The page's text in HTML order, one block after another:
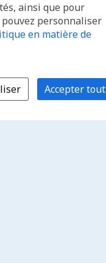
ainsi que pour
personnaliser
en matière de
Accepter tout